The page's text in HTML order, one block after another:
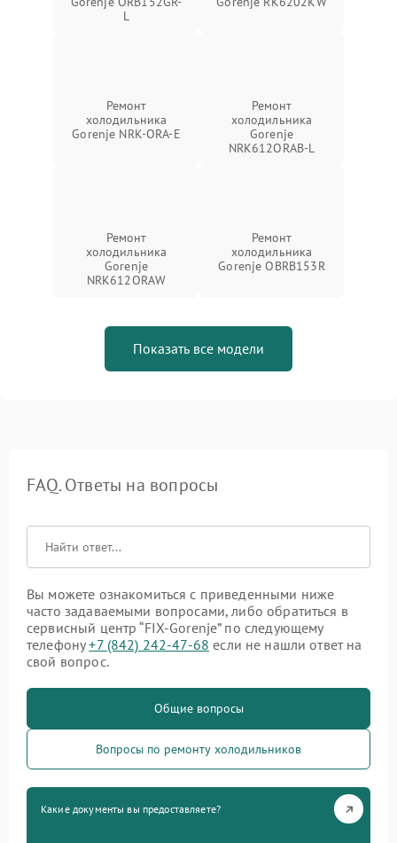
L
Ремонт
холодильника
Gorenje NRK-ORA-E
Ремонт
холодильника
Gorenje
NRK612ORAB-L
Ремонт
холодильника
Gorenje
NRK612ORAW
Ремонт
холодильника
Gorenje OBRB153R
Показать все модели
FAQ. Ответы на вопросы
Вы можете ознакомиться с приведенными ниже
часто задаваемыми вопросами, либо обратиться в
сервисный центр “FIX-Gorenje” по следующему
телефону+7 (842) 242-47-68 если не нашли ответ на
свой вопрос.
Общие вопросы
Вопросы по ремонту холодильников
Какие документы вы предоставляете?